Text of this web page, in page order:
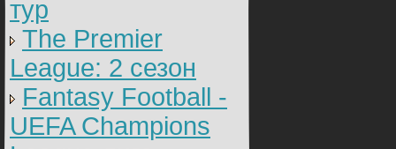
тур
The Premier
League: 2 cезон
Fantasy Football -
UEFA Champions